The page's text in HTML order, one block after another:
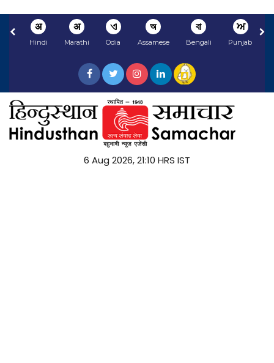
अ
Hindi
अ
Marathi
ଏ
Odia
অ
Assamese
বা
Bengali
ਅ
Punjabi
6 Aug 2026, 21:10 HRS IST